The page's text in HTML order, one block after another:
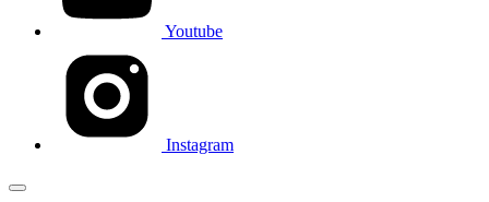
Youtube
Instagram